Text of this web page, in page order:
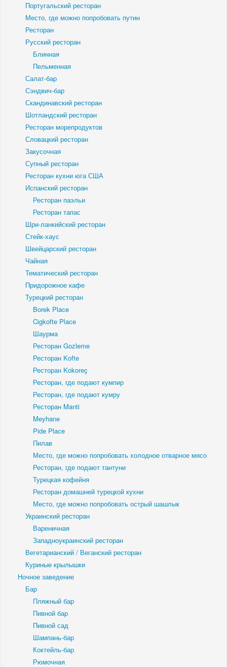
Португальский ресторан
Место, где можно попробовать путин
Ресторан
Русский ресторан
Блинная
Пельменная
Салат-бар
Сэндвич-бар
Скандинавский ресторан
Шотландский ресторан
Ресторан морепродуктов
Словацкий ресторан
Закусочная
Супный ресторан
Ресторан кухни юга США
Испанский ресторан
Ресторан паэльи
Ресторан тапас
Шри-ланкийский ресторан
Стейк-хаус
Швейцарский ресторан
Чайная
Тематический ресторан
Придорожное кафе
Турецкий ресторан
Borek Place
Cigkofte Place
Шаурма
Ресторан Gozleme
Ресторан Kofte
Ресторан Kokoreç
Ресторан, где подают кумпир
Ресторан, где подают кумру
Ресторан Manti
Meyhane
Pide Place
Пилав
Место, где можно попробовать холодное отварное мясо
Ресторан, где подают тантуни
Турецкая кофейня
Ресторан домашней турецкой кухни
Место, где можно попробовать острый шашлык
Украинский ресторан
Вареничная
Западноукраинский ресторан
Вегетарианский / Веганский ресторан
Куриные крылышки
Ночное заведение
Бар
Пляжный бар
Пивной бар
Пивной сад
Шампань-бар
Коктейль-бар
Рюмочная